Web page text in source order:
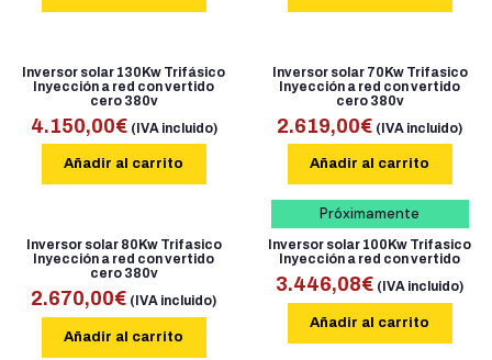
Inversor solar 130Kw Trifásico
Inyección a red con vertido
cero 380v
4.150,00€ (IVA incluido)
Añadir al carrito
Inversor solar 70Kw Trifasico
Inyección a red con vertido
cero 380v
2.619,00€ (IVA incluido)
Añadir al carrito
Inversor solar 80Kw Trifasico
Inyección a red con vertido
cero 380v
2.670,00€ (IVA incluido)
Añadir al carrito
Inversor solar 100Kw Trifasico
Inyección a red con vertido
Próximamente
3.446,08€ (IVA incluido)
Añadir al carrito